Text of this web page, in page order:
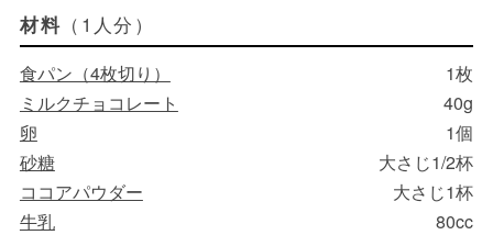
材料 （1人分）
食パン（4枚切り）
1枚
ミルクチョコレート
40g
卵
1個
砂糖
大さじ1/2杯
ココアパウダー
大さじ1杯
牛乳
80cc